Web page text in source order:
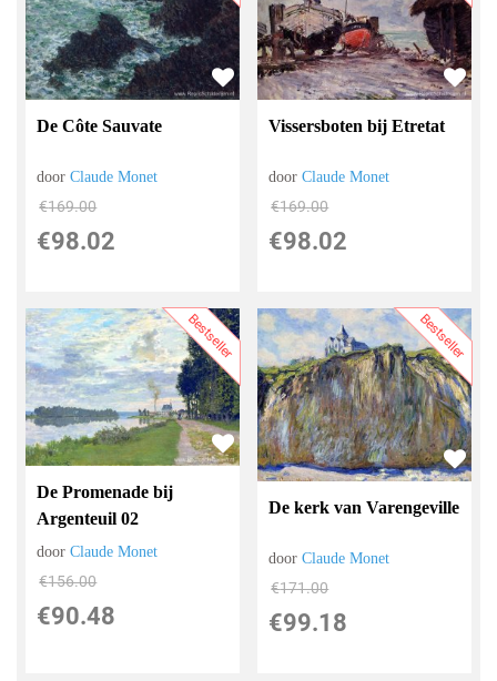
De Côte Sauvate
doorClaude Monet
€169.00
€98.02
Vissersboten bij Etretat
doorClaude Monet
€169.00
€98.02
Bestseller
De Promenade bij
Argenteuil 02
doorClaude Monet
€156.00
€90.48
Bestseller
De kerk van Varengeville
doorClaude Monet
€171.00
€99.18